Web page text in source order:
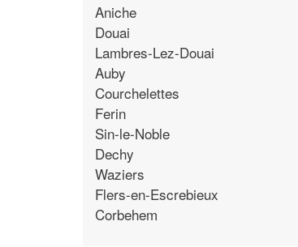
Aniche
Douai
Lambres-Lez-Douai
Auby
Courchelettes
Ferin
Sin-le-Noble
Dechy
Waziers
Flers-en-Escrebieux
Corbehem